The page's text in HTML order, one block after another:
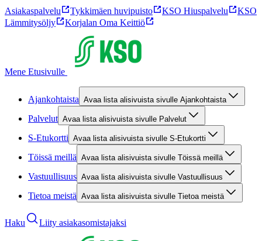
Asiakaspalvelu Tykkimäen huvipuisto KSO Hiuspalvelu
KSO
Lämmitysöljy
Korjalan Oma Keittiö
Mene Etusivulle
Ajankohtaista Avaa lista alisivuista sivulle Ajankohtaista
Palvelut Avaa lista alisivuista sivulle Palvelut
S-Etukortti Avaa lista alisivuista sivulle S-Etukortti
Töissä meillä Avaa lista alisivuista sivulle Töissä meillä
Vastuullisuus Avaa lista alisivuista sivulle Vastuullisuus
Tietoa meistä Avaa lista alisivuista sivulle Tietoa meistä
Haku Liity asiakasomistajaksi